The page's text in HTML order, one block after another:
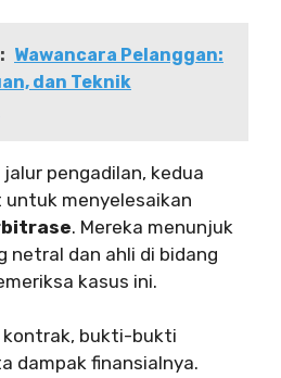
Wawancara Pelanggan:
dan Teknik
pengadilan, kedua
menyelesaikan
. Mereka menunjuk
netral dan ahli di bidang
kasus ini.
bukti-bukti
dampak finansialnya.